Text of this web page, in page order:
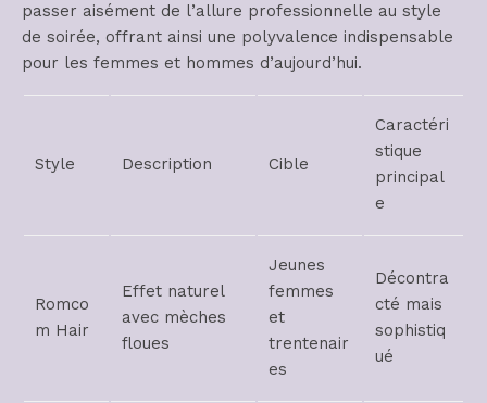
passer aisément de l’allure professionnelle au style
de soirée, offrant ainsi une polyvalence indispensable
pour les femmes et hommes d’aujourd’hui.
Style Description Cible
Caractéri
stique
principal
e
Romco
m Hair
Effet naturel
avec mèches
floues
Jeunes
femmes
et
trentenair
es
Décontra
cté mais
sophistiq
ué